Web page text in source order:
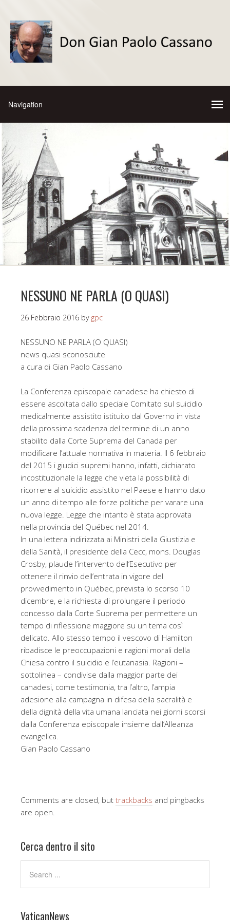
NESSUNO NE PARLA (O QUASI)
26 Febbraio 2016 by gpc
NESSUNO NE PARLA (O QUASI)
news quasi sconosciute
a cura di Gian Paolo Cassano
La Conferenza episcopale canadese ha chiesto di
essere ascoltata dallo speciale Comitato sul suicidio
medicalmente assistito istituito dal Governo in vista
della prossima scadenza del termine di un anno
stabilito dalla Corte Suprema del Canada per
modificare l’attuale normativa in materia. Il 6 febbraio
del 2015 i giudici supremi hanno, infatti, dichiarato
incostituzionale la legge che vieta la possibilità di
ricorrere al suicidio assistito nel Paese e hanno dato
un anno di tempo alle forze politiche per varare una
nuova legge. Legge che intanto è stata approvata
nella provincia del Québec nel 2014.
In una lettera indirizzata ai Ministri della Giustizia e
della Sanità, il presidente della Cecc, mons. Douglas
Crosby, plaude l’intervento dell’Esecutivo per
ottenere il rinvio dell’entrata in vigore del
provvedimento in Québec, prevista lo scorso 10
dicembre, e la richiesta di prolungare il periodo
concesso dalla Corte Suprema per permettere un
tempo di riflessione maggiore su un tema così
delicato. Allo stesso tempo il vescovo di Hamilton
ribadisce le preoccupazioni e ragioni morali della
Chiesa contro il suicidio e l’eutanasia. Ragioni –
sottolinea – condivise dalla maggior parte dei
canadesi, come testimonia, tra l’altro, l’ampia
adesione alla campagna in difesa della sacralità e
della dignità della vita umana lanciata nei giorni scorsi
dalla Conferenza episcopale insieme dall’Alleanza
evangelica.
Gian Paolo Cassano
Comments are closed, but trackbacks and pingbacks
are open.
Cerca dentro il sito
VaticanNews